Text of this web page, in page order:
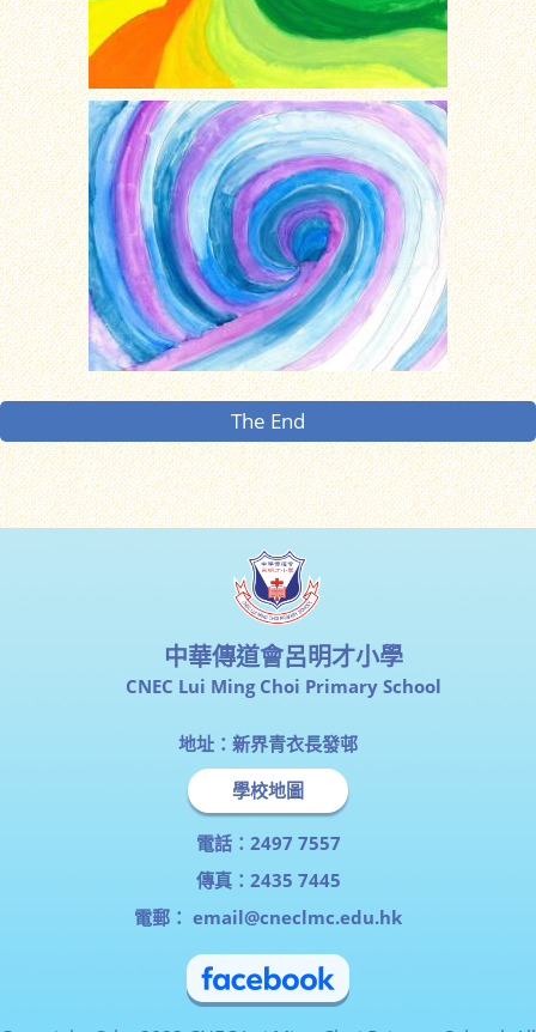
The End
中華傳道會呂明才小學
CNEC Lui Ming Choi Primary School
地址：新界青衣長發邨
學校地圖
電話：2497 7557
傳真：2435 7445
電郵： email@cneclmc.edu.hk